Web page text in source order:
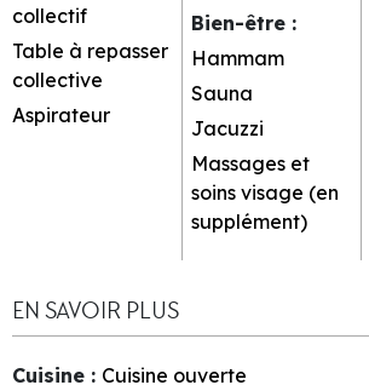
collectif
Table à repasser
collective
Aspirateur
Bien-être :
Hammam
Sauna
Jacuzzi
Massages et
soins visage (en
supplément)
EN SAVOIR PLUS
Cuisine : Cuisine ouverte